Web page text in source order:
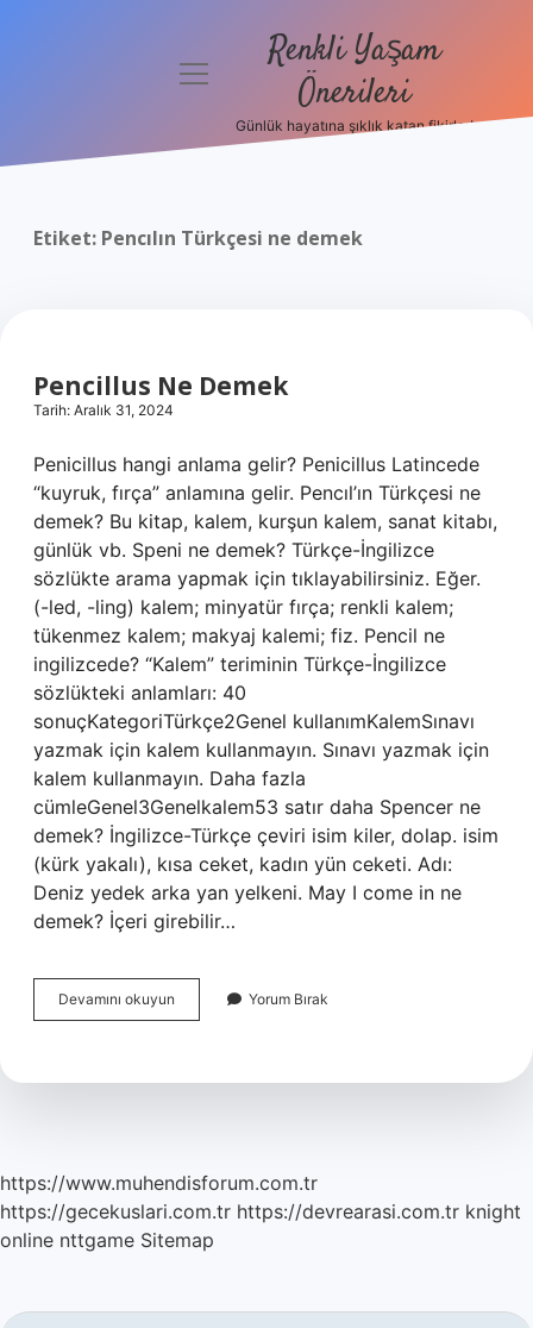
Politikası
menüyü
Renkli Yaşam
Önerileri
Günlük hayatına şıklık katan fikirler!
Etiket: Pencılın Türkçesi ne demek
Pencillus Ne Demek
Tarih: Aralık 31, 2024
Penicillus hangi anlama gelir? Penicillus Latincede
“kuyruk, fırça” anlamına gelir. Pencıl’ın Türkçesi ne
demek? Bu kitap, kalem, kurşun kalem, sanat kitabı,
günlük vb. Speni ne demek? Türkçe-İngilizce
sözlükte arama yapmak için tıklayabilirsiniz. Eğer.
(-led, -ling) kalem; minyatür fırça; renkli kalem;
tükenmez kalem; makyaj kalemi; fiz. Pencil ne
ingilizcede? “Kalem” teriminin Türkçe-İngilizce
sözlükteki anlamları: 40
sonuçKategoriTürkçe2Genel kullanımKalemSınavı
yazmak için kalem kullanmayın. Sınavı yazmak için
kalem kullanmayın. Daha fazla
cümleGenel3Genelkalem53 satır daha Spencer ne
demek? İngilizce-Türkçe çeviri isim kiler, dolap. isim
(kürk yakalı), kısa ceket, kadın yün ceketi. Adı:
Deniz yedek arka yan yelkeni. May I come in ne
demek? İçeri girebilir…
Devamını okuyun Pencillus
Ne
Yorum Bırak
https://www.muhendisforum.com.tr
https://gecekuslari.com.tr https://devrearasi.com.tr knight
online nttgame Sitemap